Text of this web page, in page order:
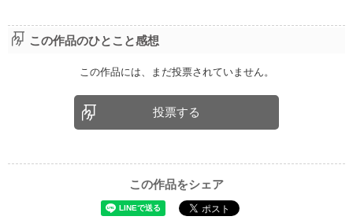
この作品のひとこと感想
この作品には、まだ投票されていません。
投票する
この作品をシェア